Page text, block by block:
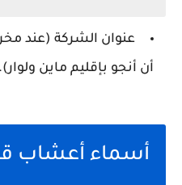
عنوان الشركة (عند
أن أنجو بإقليم ماين ولوار).
أسماء أعشاب